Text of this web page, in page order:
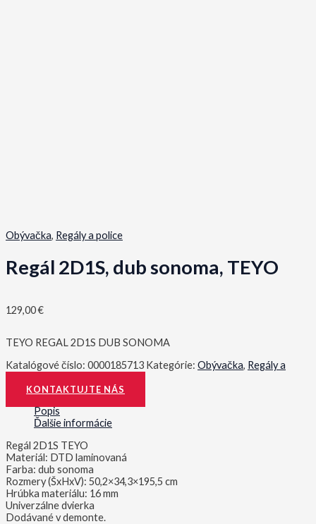
Obývačka, Regály a police
Regál 2D1S, dub sonoma, TEYO
129,00€
TEYO REGAL 2D1S DUB SONOMA
Katalógové číslo: 0000185713 Kategórie: Obývačka, Regály a
KONTAKTUJTE NÁS
Popis
Ďalšie informácie
Regál 2D1S TEYO
Materiál: DTD laminovaná
Farba: dub sonoma
Rozmery (ŠxHxV): 50,2×34,3×195,5 cm
Hrúbka materiálu: 16 mm
Univerzálne dvierka
Dodávané v demonte.